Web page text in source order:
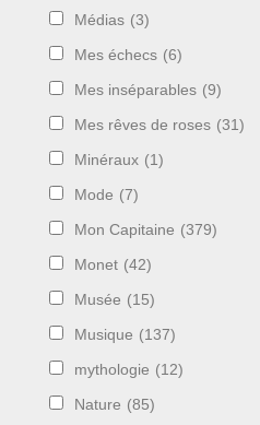
Médias (3)
Mes échecs (6)
Mes inséparables (9)
Mes rêves de roses (31)
Minéraux (1)
Mode (7)
Mon Capitaine (379)
Monet (42)
Musée (15)
Musique (137)
mythologie (12)
Nature (85)